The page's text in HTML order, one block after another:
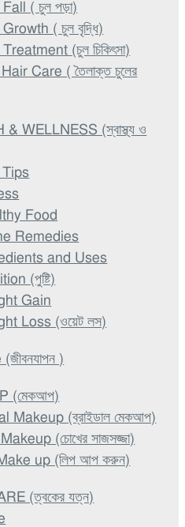
( চুল পড়া)
( চুল বৃদ্ধি)
(চুল চিকিৎসা)
Care ( তৈলাক্ত চুলের
& WELLNESS (স্বাস্থ্য ও
Tips
Food
Remedies
and Uses
(পুষ্টি)
Gain
Loss (ওয়েট লস)
)
(মেকআপ)
Makeup (ব্রাইডাল মেকআপ)
(চোখের সাজসজ্জা)
up (লিপ আপ করুন)
(ত্বকের যত্ন)